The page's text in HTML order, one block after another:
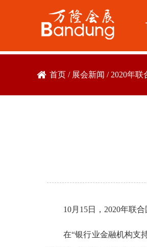
首页 / 展会新闻 / 2020年
10月15日，2020年联
在“银行业金融机构支